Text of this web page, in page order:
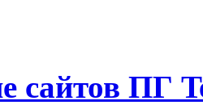
сайтов ПГ